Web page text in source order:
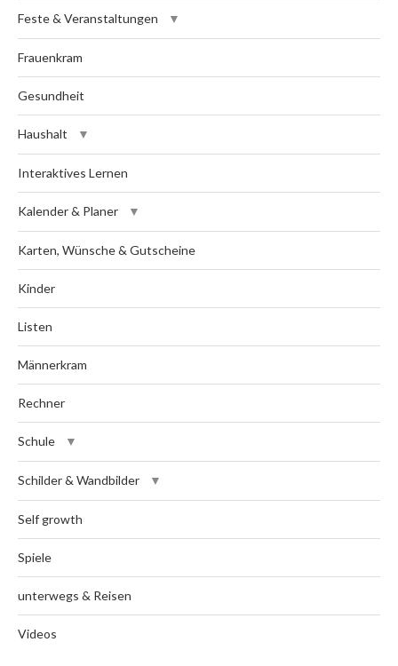
Feste & Veranstaltungen
Frauenkram
Gesundheit
Haushalt
Interaktives Lernen
Kalender & Planer
Karten, Wünsche & Gutscheine
Kinder
Listen
Männerkram
Rechner
Schule
Schilder & Wandbilder
Self growth
Spiele
unterwegs & Reisen
Videos